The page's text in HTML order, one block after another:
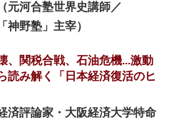
元河合塾世界史講師／
野塾」主宰）
、関税合戦、石油危機...激動
読み解く「日本経済復活のヒ
済評論家・大阪経済大学特命